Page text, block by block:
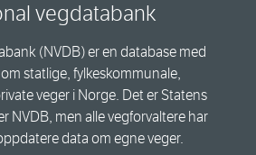
vegdatabank
(NVDB) er en database med
statlige, fylkeskommunale,
veger i Norge. Det er Statens
NVDB, men alle vegforvaltere har
data om egne veger.